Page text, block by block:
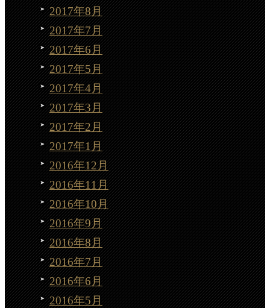
2017年8月
2017年7月
2017年6月
2017年5月
2017年4月
2017年3月
2017年2月
2017年1月
2016年12月
2016年11月
2016年10月
2016年9月
2016年8月
2016年7月
2016年6月
2016年5月